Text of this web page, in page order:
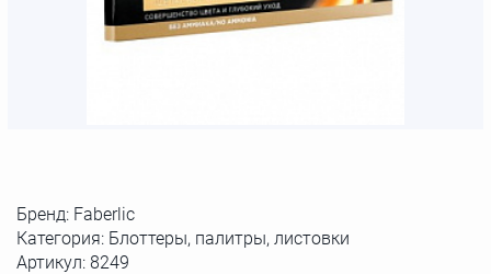
Бренд: Faberlic
Категория: Блоттеры, палитры, листовки
Артикул: 8249